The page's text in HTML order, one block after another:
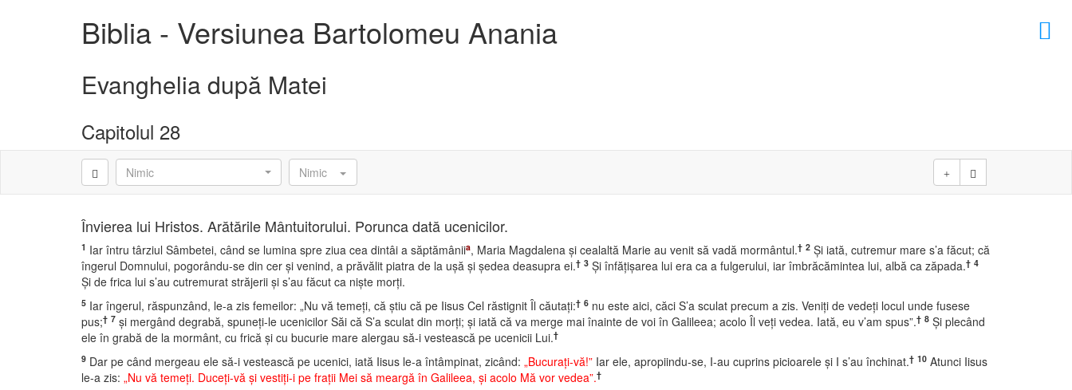
×
Biblia - Versiunea Bartolomeu Anania
Evanghelia după Matei
Capitolul 28
Nimic Nimic
Învierea lui Hristos. Arătările Mântuitorului. Porunca dată ucenicilor.
1 Iar întru târziul Sâmbetei, când se lumina spre ziua cea dintâi a săptămâniia, Maria Magdalena şi cealaltă Marie au venit să vadă mormântul.† 2 Şi iată, cutremur mare s’a făcut; că
îngerul Domnului, pogorându-se din cer şi venind, a prăvălit piatra de la uşă şi şedea deasupra ei.† 3 Şi înfăţişarea lui era ca a fulgerului, iar îmbrăcămintea lui, albă ca zăpada.† 4
Şi de frica lui s’au cutremurat străjerii şi s’au făcut ca nişte morţi.
5 Iar îngerul, răspunzând, le-a zis femeilor: „Nu vă temeţi, că ştiu că pe Iisus Cel răstignit Îl căutaţi:† 6 nu este aici, căci S’a sculat precum a zis. Veniţi de vedeţi locul unde fusese
pus;† 7 şi mergând degrabă, spuneţi-le ucenicilor Săi că S’a sculat din morţi; şi iată că va merge mai înainte de voi în Galileea; acolo Îl veţi vedea. Iată, eu v’am spus”.† 8 Şi plecând
ele în grabă de la mormânt, cu frică şi cu bucurie mare alergau să-i vestească pe ucenicii Lui.†
9 Dar pe când mergeau ele să-i vestească pe ucenici, iată Iisus le-a întâmpinat, zicând: „Bucuraţi-vă!” Iar ele, apropiindu-se, I-au cuprins picioarele şi I s’au închinat.† 10 Atunci Iisus
le-a zis: „Nu vă temeţi. Duceţi-vă şi vestiţi-i pe fraţii Mei să meargă în Galileea, şi acolo Mă vor vedea”.†